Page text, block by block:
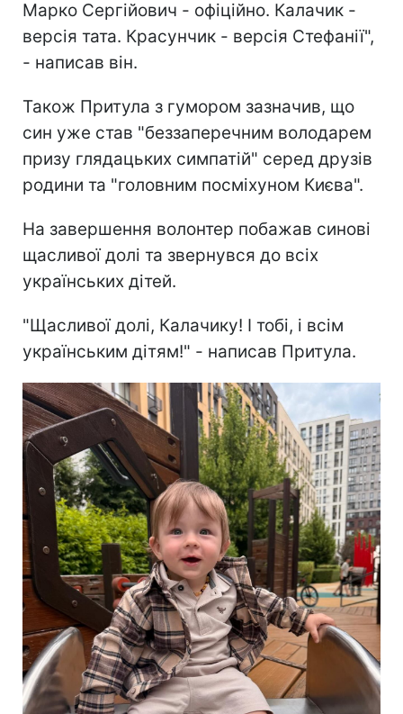
Марко Сергійович - офіційно. Калачик -
версія тата. Красунчик - версія Стефанії",
- написав він.
Також Притула з гумором зазначив, що
син уже став "беззаперечним володарем
призу глядацьких симпатій" серед друзів
родини та "головним посміхуном Києва".
На завершення волонтер побажав синові
щасливої долі та звернувся до всіх
українських дітей.
"Щасливої долі, Калачику! І тобі, і всім
українським дітям!" - написав Притула.